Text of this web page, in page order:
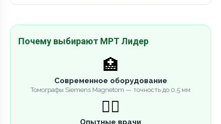
Почему выбирают МРТ Лидер
🏥
Современное оборудование
Томографы Siemens Magnetom — точность до 0.5 мм
👨‍⚕️
Опытные врачи